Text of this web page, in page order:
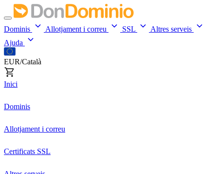
Dominis Allotjament i correu SSL
Altres serveis
Ajuda
EUR/Català
Inici
Dominis
Allotjament i correu
Certificats SSL